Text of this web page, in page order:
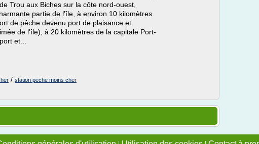
Trou aux Biches sur la côte nord-ouest,
partie de l'île, à environ 10 kilomètres
de pêche devenu port de plaisance et
de l'île), à 20 kilomètres de la capitale Port-
et...
/ station peche moins cher